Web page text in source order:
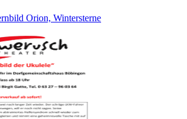
Orion, Wintersterne